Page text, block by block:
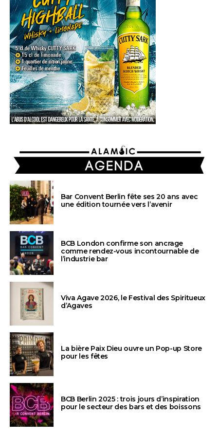
AGENDA
Bar Convent Berlin fête ses 20 ans avec
une édition tournée vers l’avenir
BCB London confirme son ancrage
comme rendez-vous incontournable de
l’industrie bar
Viva Agave 2026, le Festival des Spiritueux
d’Agaves
La bière Paix Dieu ouvre un Pop-up Store
pour les fêtes
BCB Berlin 2025 : trois jours d’inspiration
pour le secteur des bars et des boissons